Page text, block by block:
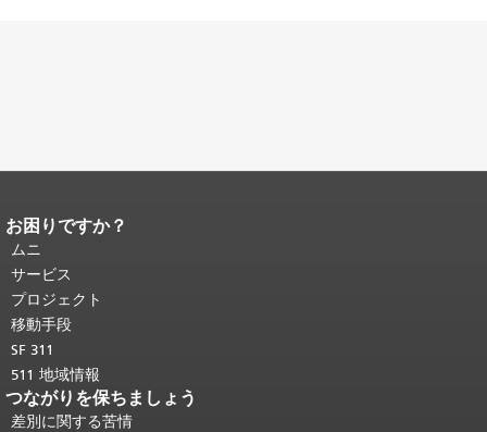
ページコンテンツの終わり。
ジの残りの部分はすべてのページで繰
り返されます。
頭に戻る。
お困りですか？
ムニ
サービス
プロジェクト
移動手段
SF 311
511 地域情報
つながりを保ちましょう
差別に関する苦情